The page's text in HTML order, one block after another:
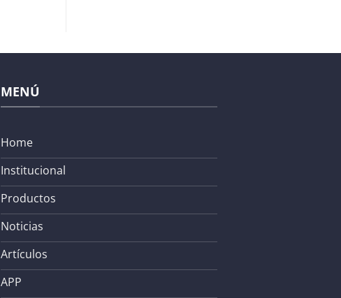
MENÚ
Home
Institucional
Productos
Noticias
Artículos
APP